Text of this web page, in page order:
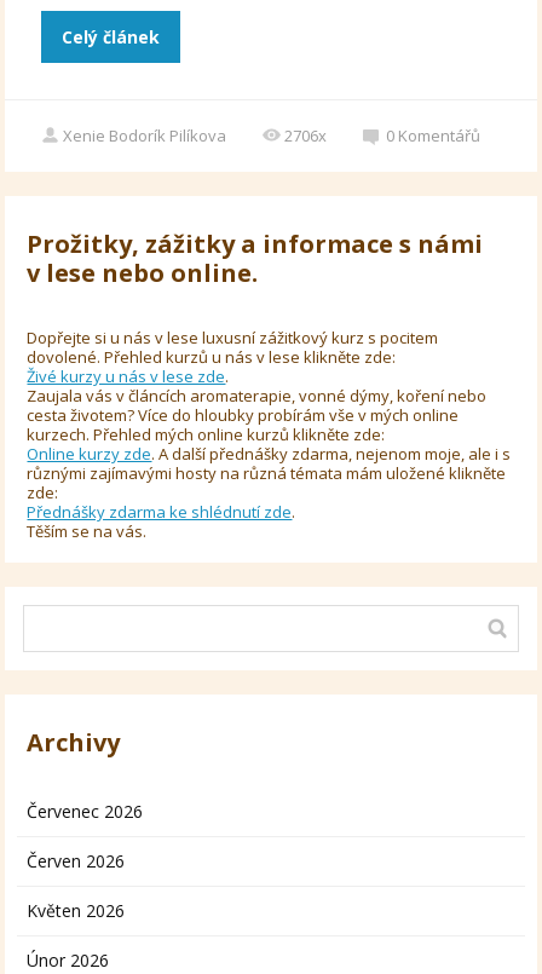
Celý článek
Xenie Bodorík Pilíkova 2706x 0 Komentářů
Prožitky, zážitky a informace s námi
v lese nebo online.
Dopřejte si u nás v lese luxusní zážitkový kurz s pocitem
dovolené. Přehled kurzů u nás v lese klikněte zde:
Živé kurzy u nás v lese zde.
Zaujala vás v článcích aromaterapie, vonné dýmy, koření nebo
cesta životem? Více do hloubky probírám vše v mých online
kurzech. Přehled mých online kurzů klikněte zde:
Online kurzy zde. A další přednášky zdarma, nejenom moje, ale i s
různými zajímavými hosty na různá témata mám uložené klikněte
zde:
Přednášky zdarma ke shlédnutí zde.
Těším se na vás.
Archivy
Červenec 2026
Červen 2026
Květen 2026
Únor 2026